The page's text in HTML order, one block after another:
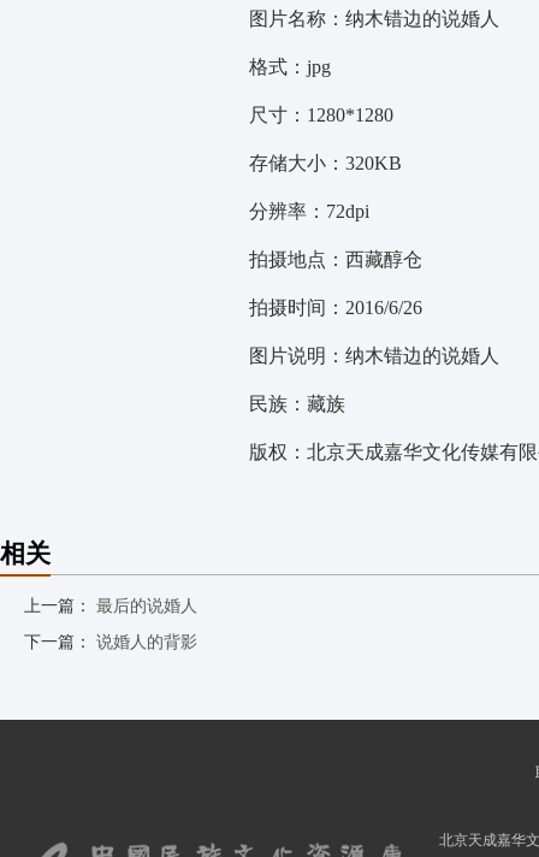
图片名称：纳木错边的说婚人
格式：jpg
尺寸：1280*1280
存储大小：320KB
分辨率：72dpi
拍摄地点：西藏醇仓
拍摄时间：2016/6/26
图片说明：纳木错边的说婚人
民族：藏族
版权：北京天成嘉华文化传媒有限
相关
上一篇： 最后的说婚人
下一篇： 说婚人的背影
北京天成嘉华